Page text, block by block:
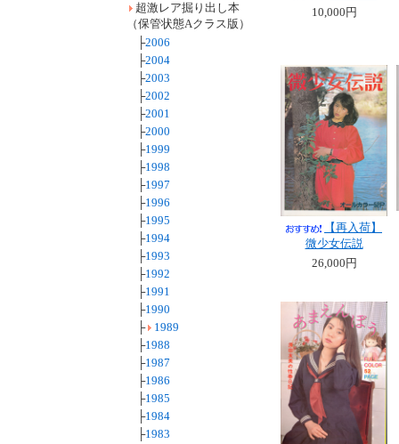
超激レア掘り出し本
（保管状態Aクラス版）
├2006
├2004
├2003
├2002
├2001
├2000
├1999
├1998
├1997
├1996
├1995
├1994
├1993
├1992
├1991
├1990
├
1989
├1988
├1987
├1986
├1985
├1984
├1983
10,000円
【再入荷】
微少女伝説
26,000円